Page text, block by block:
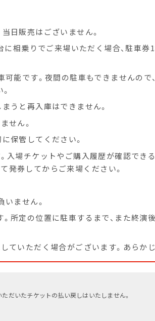
日販売はございません。
相乗りでご来場いただく場合、駐車券
能です。夜間の駐車もできませんので
うと再入庫はできません。
せん。
保管してください。
入場チケットやご購入履歴が確認でき
発券してからご来場ください。
ません。
所定の位置に駐車するまで、また終演
ていただく場合がございます。あらか
だいたチケットの払い戻しはいたしません。